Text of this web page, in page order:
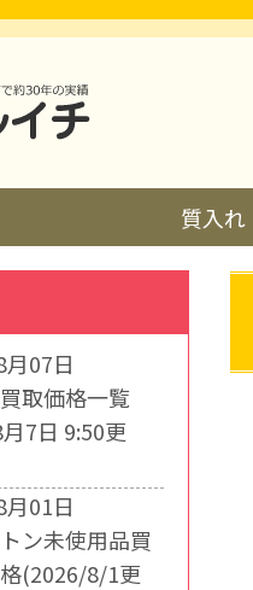
質入れ
07日
取価格一覧
7日 9:50更
01日
ン未使用品買
(2026/8/1更